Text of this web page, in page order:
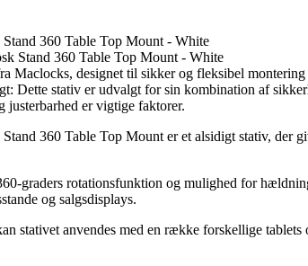
360 Table Top Mount - White
Maclocks, designet til sikker og fleksibel
Dette stativ er udvalgt for sin kombination af
justerbarhed er vigtige faktorer.
360 Table Top Mount er et alsidigt stativ, der
graders rotationsfunktion og mulighed for
og salgsdisplays.
stativet anvendes med en række forskellige